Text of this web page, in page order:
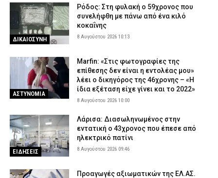
ΔΙΚΑΙΟΣΥΝΗ
Ρόδος: Στη φυλακή ο 59χρονος που
συνελήφθη με πάνω από ένα κιλό
κοκαΐνης
8 Αυγούστου 2026 10:13
ΑΣΤΥΝΟΜΙΑ
Marfin: «Στις φωτογραφίες της
επίθεσης δεν είναι η εντολέας μου»
λέει ο δικηγόρος της 46χρονης – «Η
ίδια εξέταση είχε γίνει και το 2022»
8 Αυγούστου 2026 10:00
ΕΙΔΗΣΕΙΣ
Λάρισα: Διασωληνωμένος στην
εντατική ο 43χρονος που έπεσε από
ηλεκτρικό πατίνι
8 Αυγούστου 2026 09:46
Προαγωγές αξιωματικών της ΕΛ.ΑΣ.